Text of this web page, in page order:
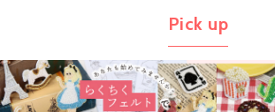
Pick up